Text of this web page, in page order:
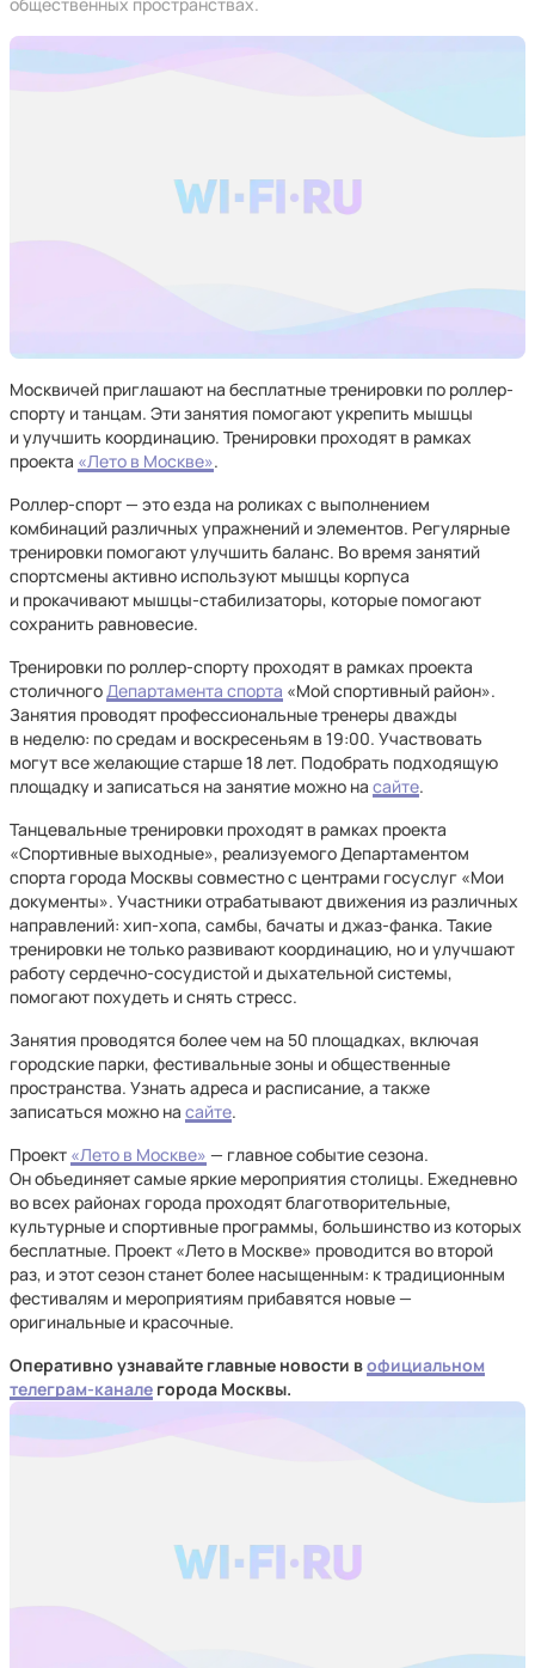
Москвичей приглашают на бесплатные тренировки по роллер-
спорту и танцам. Эти занятия помогают укрепить мышцы
и улучшить координацию. Тренировки проходят в рамках
проекта «Лето в Москве».
Роллер-спорт — это езда на роликах с выполнением
комбинаций различных упражнений и элементов. Регулярные
тренировки помогают улучшить баланс. Во время занятий
спортсмены активно используют мышцы корпуса
и прокачивают мышцы-стабилизаторы, которые помогают
сохранить равновесие.
Тренировки по роллер-спорту проходят в рамках проекта
столичногоДепартамента спорта «Мой спортивный район».
Занятия проводят профессиональные тренеры дважды
в неделю: по средам и воскресеньям в 19:00. Участвовать
могут все желающие старше 18 лет. Подобрать подходящую
площадку и записаться на занятие можно на сайте.
Танцевальные тренировки проходят в рамках проекта
«Спортивные выходные», реализуемого Департаментом
спорта города Москвы совместно с центрами госуслуг «Мои
документы». Участники отрабатывают движения из различных
направлений: хип-хопа, самбы, бачаты и джаз-фанка. Такие
тренировки не только развивают координацию, но и улучшают
работу сердечно-сосудистой и дыхательной системы,
помогают похудеть и снять стресс.
Занятия проводятся более чем на 50 площадках, включая
городские парки, фестивальные зоны и общественные
пространства. Узнать адреса и расписание, а также
записаться можно на сайте.
Проект «Лето в Москве» — главное событие сезона.
Он объединяет самые яркие мероприятия столицы. Ежедневно
во всех районах города проходят благотворительные,
культурные и спортивные программы, большинство из которых
бесплатные. Проект «Лето в Москве» проводится во второй
раз, и этот сезон станет более насыщенным: к традиционным
фестивалям и мероприятиям прибавятся новые —
оригинальные и красочные.
Оперативно узнавайте главные новости вофициальном
телеграм-канале города Москвы.